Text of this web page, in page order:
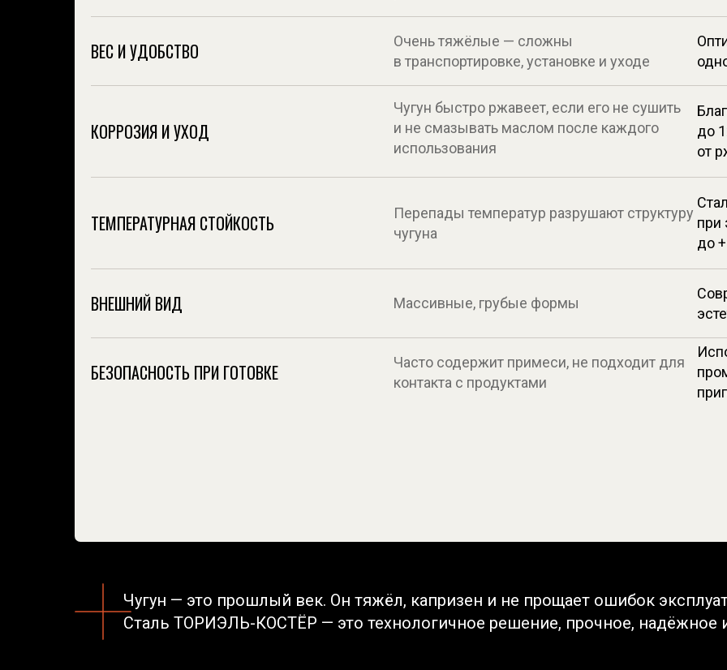
ВЕС И УДОБСТВО
Очень тяжёлые — сложны
в транспортировке, установке и уходе
КОРРОЗИЯ И УХОД
Чугун быстро ржавеет, если его не сушить
и не смазывать маслом после каждого
использования
до
от
ТЕМПЕРАТУРНАЯ СТОЙКОСТЬ
Перепады температур разрушают структуру
чугуна
при
до
ВНЕШНИЙ ВИД Массивные, грубые формы
БЕЗОПАСНОСТЬ ПРИ ГОТОВКЕ
Часто содержит примеси, не подходит для
контакта с продуктами
Чугун — это прошлый век. Он тяжёл, капризен и не прощает ошибок
Сталь ТОРИЭЛЬ-КОСТЁР — это технологичное решение, прочное, надёжное